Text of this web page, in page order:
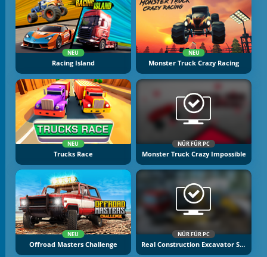
NEU
Racing Island
NEU
Monster Truck Crazy Racing
NEU
Trucks Race
NÜR FÜR PC
Monster Truck Crazy Impossible
NEU
Offroad Masters Challenge
NÜR FÜR PC
Real Construction Excavator Simulator